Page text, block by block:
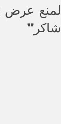
لمنع عرض
شاكر"